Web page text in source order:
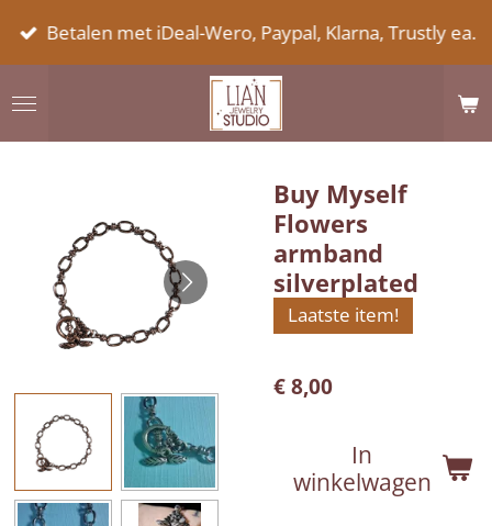
Ga
de
Betalen met iDeal-Wero, Paypal, Klarna, Trustly ea.
Buy Myself
Flowers
armband
silverplated
Laatste item!
€ 8,00
In
winkelwagen